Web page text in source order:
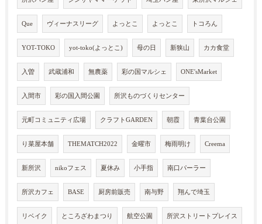
Que ヴィーナスリーグ よっとこ よっとこ トコろん
YOT-TOKO yot-toko(よっとこ) 母の日 新狭山 カカ食堂
入曽 武蔵浦和 無農薬 彩の国マルシェ ONE'sMarket
入間市 彩の国入間公園 所沢ものづくりセンター
元町コミュニティ広場 クラフトGARDEN 朝霞 青葉台公園
り菜屋本舗 THEMATCH2022 金曜市 梅雨明け Creema
新所沢 nikoフェス 夏休み 小手指 南口パーラー
所沢カフェ BASE 厨房前販売 南与野 翔んで埼玉
リベイク ところざわまつり 航空公園 所沢ストリートプレイス